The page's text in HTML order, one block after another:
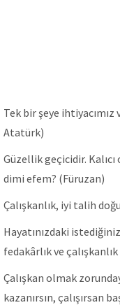
Tek bir şeye
Atatürk)
Güzellik geçicidir.
dimi efem? (Füruzan)
Çalışkanlık, iyi talih
Hayatınızdaki
fedakârlık ve
Çalışkan olmak
kazanırsın, çalışırsan